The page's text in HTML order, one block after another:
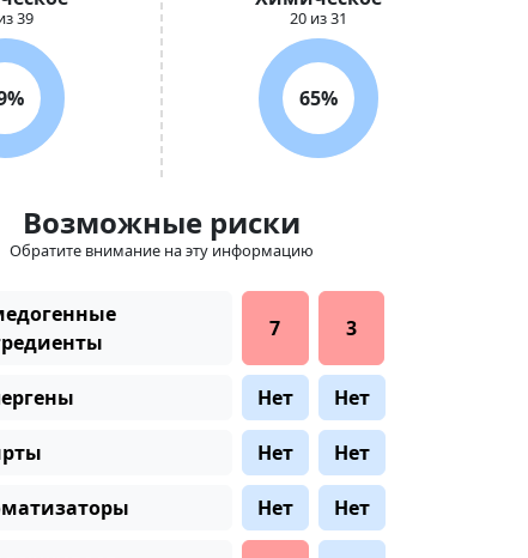
39 20 из 31
65%
Возможные риски
Обратите внимание на эту информацию
7 3
Нет Нет
Нет Нет
Нет Нет